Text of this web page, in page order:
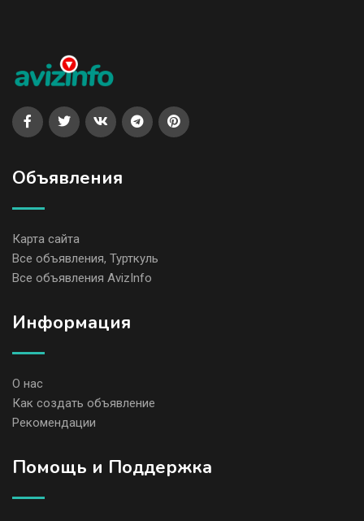
Объявления
Карта сайта
Все объявления, Турткуль
Все объявления AvizInfo
Информация
О нас
Как создать объявление
Рекомендации
Помощь и Поддержка